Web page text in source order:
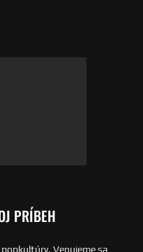
PRÍBEH
Venujeme sa